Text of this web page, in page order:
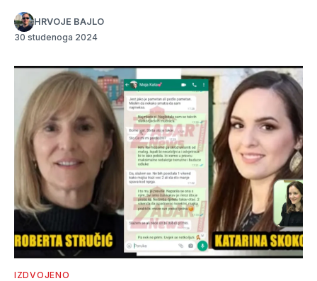
HRVOJE BAJLO
30 studenoga 2024
IZDVOJENO